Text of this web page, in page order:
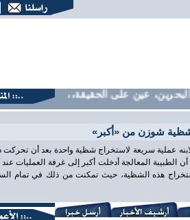
عين على الحقيقة،، منتديات
شوزن من «أكبر»
عملية سريعة لاستخراج شظية واحدة بعد أن
المعالجة أدخلت أكبر إلى غرفة العمليات عند
هذه الشظية، حيث تمكنت من ذلك في تمام